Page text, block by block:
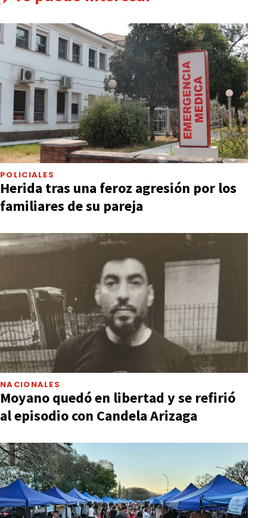
POLICIALES
Herida tras una feroz agresión por los
familiares de su pareja
NACIONALES
Moyano quedó en libertad y se refirió
al episodio con Candela Arizaga